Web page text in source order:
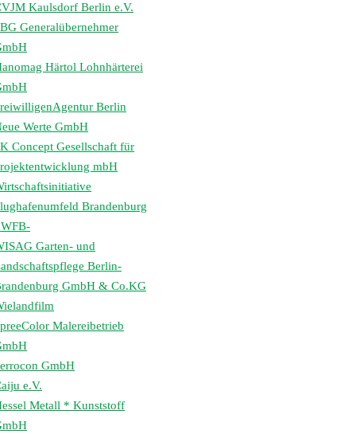
Kaulsdorf Berlin e.V.
Generalübernehmer
Härtol Lohnhärterei
Berlin
Werte GmbH
Concept Gesellschaft für
mbH
Brandenburg
Garten- und
Berlin-
GmbH & Co.KG
Malereibetrieb
GmbH
e.V.
Metall * Kunststoff